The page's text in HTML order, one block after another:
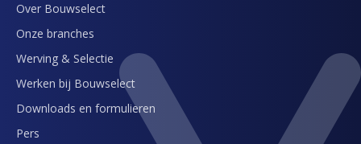
Over Bouwselect
Onze branches
Werving & Selectie
Werken bij Bouwselect
Downloads en formulieren
Pers